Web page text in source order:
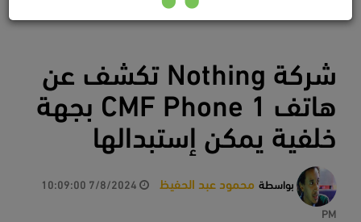
شركة Nothing تكشف عن
هاتف CMF Phone 1 بجهة
خلفية يمكن إستبدالها
بواسطة محمود عبد الحفيظ
7/8/2024 10:09:00
PM